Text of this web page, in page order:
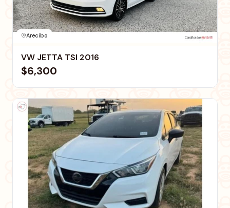
Arecibo
VW JETTA TSI 2016
$6,300